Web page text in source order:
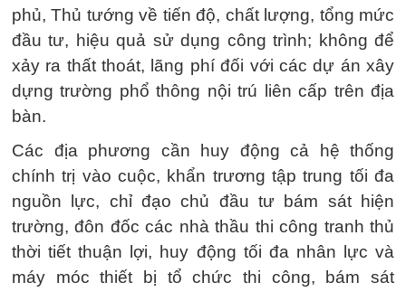
phủ, Thủ tướng về tiến độ, chất lượng, tổng mức
đầu tư, hiệu quả sử dụng công trình; không để
xảy ra thất thoát, lãng phí đối với các dự án xây
dựng trường phổ thông nội trú liên cấp trên địa
bàn.
Các địa phương cần huy động cả hệ thống
chính trị vào cuộc, khẩn trương tập trung tối đa
nguồn lực, chỉ đạo chủ đầu tư bám sát hiện
trường, đôn đốc các nhà thầu thi công tranh thủ
thời tiết thuận lợi, huy động tối đa nhân lực và
máy móc thiết bị tổ chức thi công, bám sát